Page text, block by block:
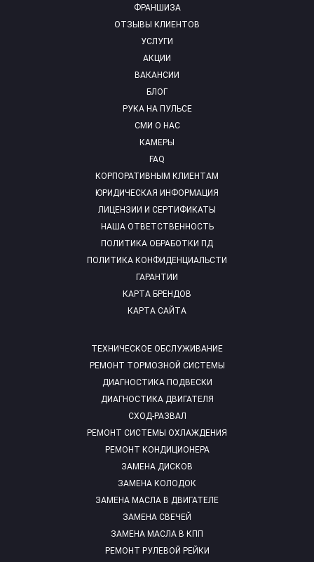
ФРАНШИЗА
ОТЗЫВЫ КЛИЕНТОВ
УСЛУГИ
АКЦИИ
ВАКАНСИИ
БЛОГ
РУКА НА ПУЛЬСЕ
СМИ О НАС
КАМЕРЫ
FAQ
ТЕХНИЧЕСКОЕ ОБСЛУЖИВАНИЕ
РЕМОНТ ТОРМОЗНОЙ СИСТЕМЫ
ДИАГНОСТИКА ПОДВЕСКИ
ДИАГНОСТИКА ДВИГАТЕЛЯ
СХОД-РАЗВАЛ
РЕМОНТ СИСТЕМЫ ОХЛАЖДЕНИЯ
РЕМОНТ КОНДИЦИОНЕРА
ЗАМЕНА ДИСКОВ
ЗАМЕНА КОЛОДОК
ЗАМЕНА МАСЛА В ДВИГАТЕЛЕ
ЗАМЕНА СВЕЧЕЙ
ЗАМЕНА МАСЛА В КПП
РЕМОНТ РУЛЕВОЙ РЕЙКИ
КОРПОРАТИВНЫМ КЛИЕНТАМ
ЮРИДИЧЕСКАЯ ИНФОРМАЦИЯ
ЛИЦЕНЗИИ И СЕРТИФИКАТЫ
НАША ОТВЕТСТВЕННОСТЬ
ПОЛИТИКА ОБРАБОТКИ ПД
ПОЛИТИКА КОНФИДЕНЦИАЛЬСТИ
ГАРАНТИИ
КАРТА БРЕНДОВ
КАРТА САЙТА